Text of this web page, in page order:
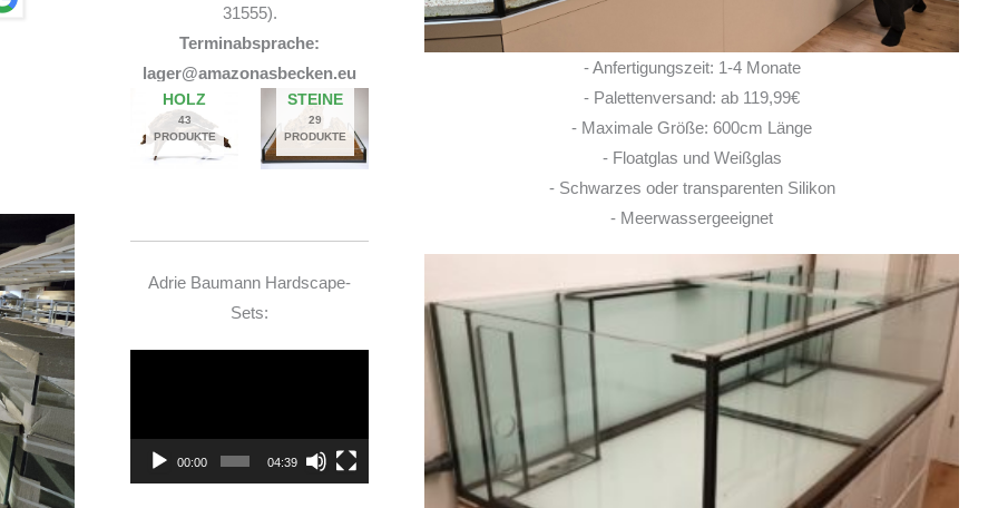
PAINY
3. JULI 2026
AARON DIETL
25. JUNI 2026
31555).
Terminabsprache:
lager@amazonasbecken.eu
HOLZ
43
PRODUKTE
STEINE
29
PRODUKTE
Adrie Baumann Hardscape-
Sets:
00:00 04:39
- Anfertigungszeit: 1-4 Monate
- Palettenversand: ab 119,99€
- Maximale Größe: 600cm Länge
- Floatglas und Weißglas
- Schwarzes oder transparenten Silikon
- Meerwassergeeignet